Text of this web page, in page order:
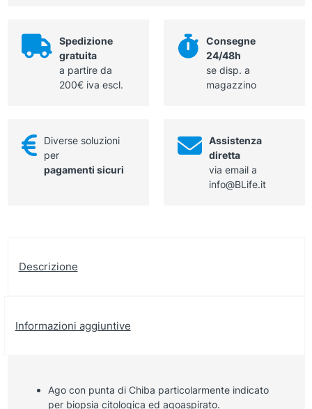
Spedizione
gratuita
a partire da
200€ iva escl.
Consegne
24/48h
se disp. a
magazzino
Diverse soluzioni
per
pagamenti sicuri
Assistenza
diretta
via email a
info@BLife.it
Descrizione
Informazioni aggiuntive
Ago con punta di Chiba particolarmente indicato
per biopsia citologica ed agoaspirato.